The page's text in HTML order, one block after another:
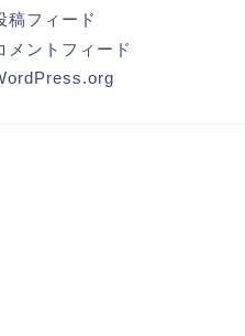
稿フィード
メントフィード